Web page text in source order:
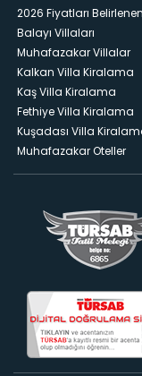
2026 Fiyatları
Balayı Villaları
Muhafazakar Villalar
Kalkan Villa Kiralama
Kaş Villa Kiralama
Fethiye Villa Kiralama
Kuşadası Villa
Muhafazakar Oteller